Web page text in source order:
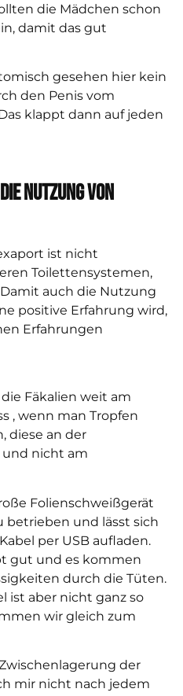
die Mädchen schon
damit das gut
gesehen hier kein
den Penis vom
klappt dann auf jeden
Nutzung von
ist nicht
Toilettensystemen,
Damit auch die Nutzung
positive Erfahrung wird,
Erfahrungen
Fäkalien weit am
, wenn man Tropfen
diese an der
nicht am
Folienschweißgerät
betrieben und lässt sich
per USB aufladen.
gut und es kommen
durch die Tüten.
ist aber nicht ganz so
wir gleich zum
der
mir nicht nach jedem